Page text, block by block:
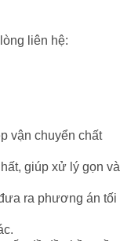
liên hệ:
vận chuyển chất
giúp xử lý gọn và
ra phương án tối